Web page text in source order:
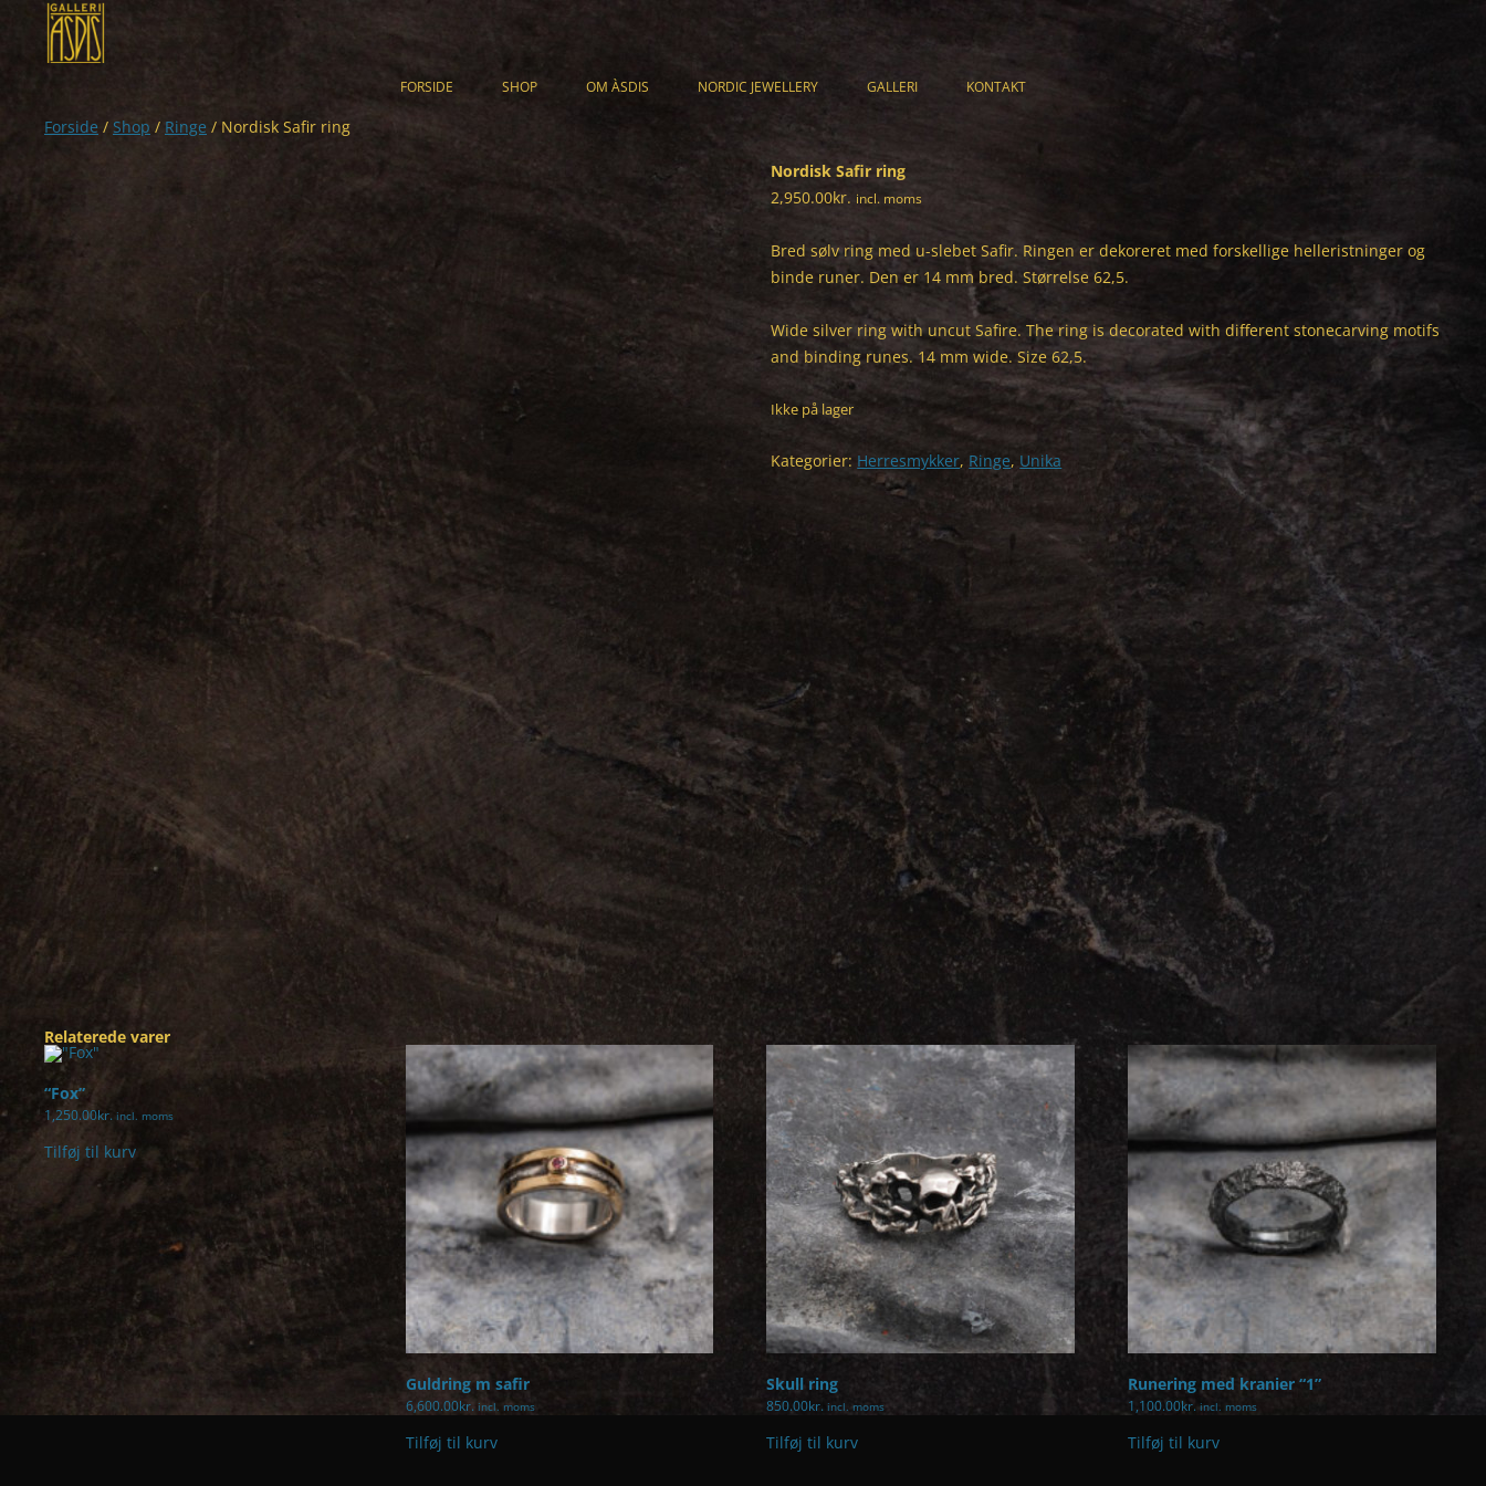
Hop
til
indhold
FORSIDE SHOP
ARMBÅND
HALSSMYKKER
ØRERINGE
HERRESMYKKER
UNIKA
OM ÀSDIS NORDIC JEWELLERY GALLERI KONTAKT
Forside / Shop / Ringe / Nordisk Safir ring
Nordisk Safir ring
2,950.00kr. incl. moms
Bred sølv ring med u-slebet Safir. Ringen er dekoreret med forskellige helleristninger og
binde runer. Den er 14 mm bred. Størrelse 62,5.
Wide silver ring with uncut Safire. The ring is decorated with different stonecarving motifs
and binding runes. 14 mm wide. Size 62,5.
Ikke på lager
Kategorier: Herresmykker, Ringe, Unika
Relaterede varer
“Fox”
1,250.00kr. incl. moms
Tilføj til kurv
Guldring m safir
6,600.00kr. incl. moms
Tilføj til kurv
Skull ring
850.00kr. incl. moms
Tilføj til kurv
Runering med kranier “1”
1,100.00kr. incl. moms
Tilføj til kurv